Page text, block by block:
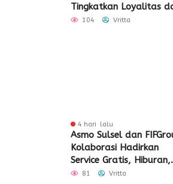
Tingkatkan Loyalitas
Pengalaman Layanan
104 Vritta
4 hari lalu
Asmo Sulsel dan
Kolaborasi Hadirkan
Service Gratis, Hiburan,
hingga Penyaluran CSR
81 Vritta